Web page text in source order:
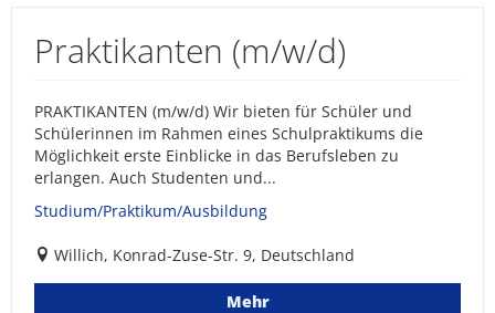
Praktikanten (m/w/d)
PRAKTIKANTEN (m/w/d) Wir bieten für Schüler und
Schülerinnen im Rahmen eines Schulpraktikums die
Möglichkeit erste Einblicke in das Berufsleben zu
erlangen. Auch Studenten und...
Studium/Praktikum/Ausbildung
Willich, Konrad-Zuse-Str. 9, Deutschland
Mehr